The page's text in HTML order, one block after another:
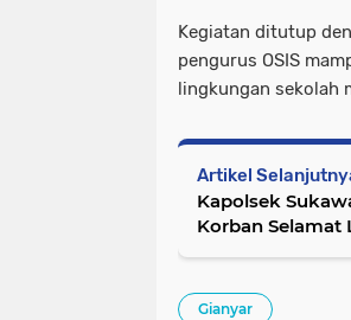
Kegiatan ditutup
pengurus OSIS
lingkungan sekolah
Artikel
Kapolsek
Korban Selamat
Gianyar